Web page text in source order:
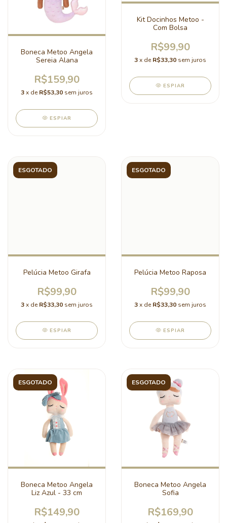
Boneca Metoo Angela
Sereia Alana
R$159,90
3x de R$53,30 sem juros
ESPIAR
Kit Docinhos Metoo -
Com Bolsa
R$99,90
3x de R$33,30 sem juros
ESPIAR
ESGOTADO
Pelúcia Metoo Girafa
R$99,90
3x de R$33,30 sem juros
ESPIAR
ESGOTADO
Pelúcia Metoo Raposa
R$99,90
3x de R$33,30 sem juros
ESPIAR
ESGOTADO
Boneca Metoo Angela
Liz Azul - 33 cm
R$149,90
ESGOTADO
Boneca Metoo Angela
Sofia
R$169,90